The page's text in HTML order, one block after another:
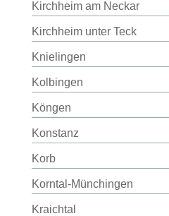
Kirchheim am Neckar
Kirchheim unter Teck
Knielingen
Kolbingen
Köngen
Konstanz
Korb
Korntal-Münchingen
Kraichtal